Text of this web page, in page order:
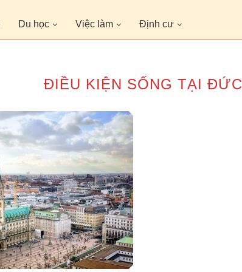
Du học Việc làm Định cư
ĐIỀU KIỆN SỐNG TẠI ĐỨC